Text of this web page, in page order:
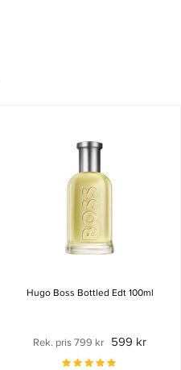
Hugo Boss Bottled Edt 100ml
Rek. pris 799 kr 599 kr